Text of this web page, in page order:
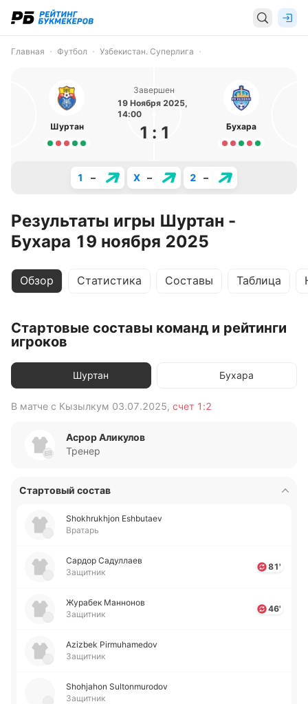
Главная Футбол Узбекистан. Суперлига
Шуртан
Завершен
19 Ноября 2025,
14:00
1 : 1 Бухара
1 – X – 2 –
Результаты игры Шуртан -
Бухара 19 ноября 2025
Обзор Статистика Составы Таблица
Стартовые составы команд и рейтинги
игроков
Шуртан Бухара
В матче с Кызылкум 03.07.2025, счет 1:2
Асрор Аликулов
Тренер
Стартовый состав
Shokhrukhjon Eshbutaev
Вратарь
Сардор Са­ду­ллаев
Защитник
81'
Жу­ра­бек Ма­нно­нов
Защитник
46'
Azizbek Pirmuhamedov
Защитник
Shohjahon Sultonmurodov
Защитник